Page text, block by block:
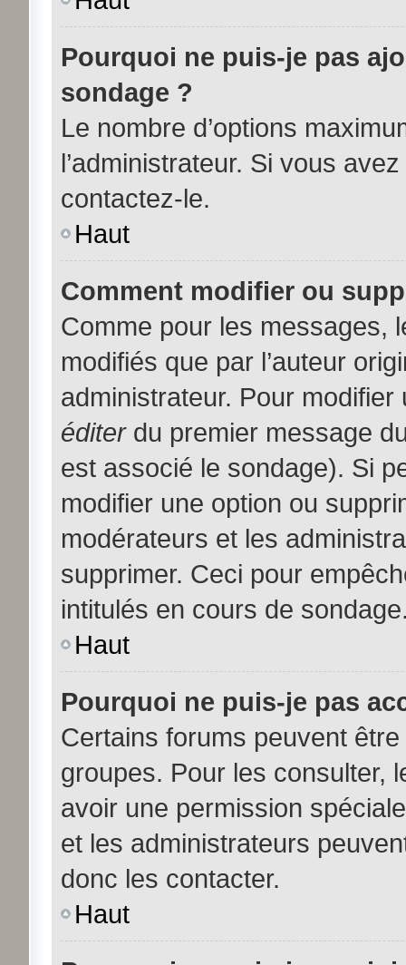
Pourquoi ne puis-je pas
sondage ?
Le nombre d’options
l’administrateur. Si vous
contactez-le.
Haut
Comment modifier ou
Comme pour les messages,
modifiés que par l’auteur
administrateur. Pour
éditerdu premier message
est associé le sondage). Si
modifier une option ou
modérateurs et les
supprimer. Ceci pour
intitulés en cours de
Haut
Pourquoi ne puis-je pas
Certains forums peuvent
groupes. Pour les consulter,
avoir une permission
et les administrateurs
donc les contacter.
Haut